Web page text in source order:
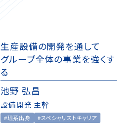
生産設備の開発を通して
グループ全体の事業を強くす
る
池野 弘昌
設備開発 主幹
#理系出身
#スペシャリストキャリア